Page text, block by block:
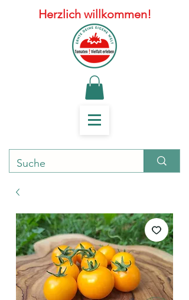
Herzlich willkommen!